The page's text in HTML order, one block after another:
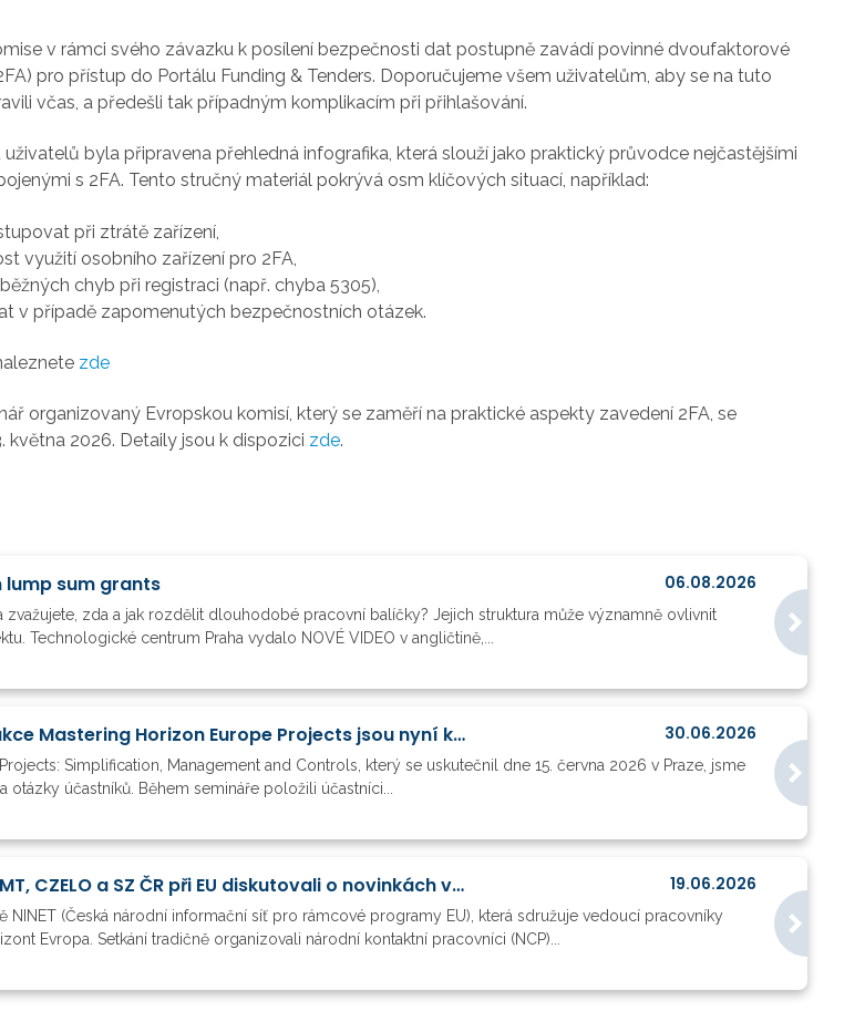
v rámci svého závazku k posílení bezpečnosti dat postupně zavádí povinné dvoufaktorové
pro přístup do Portálu Funding & Tenders. Doporučujeme všem uživatelům, aby se na tuto
včas, a předešli tak případným komplikacím při přihlašování.
byla připravena přehledná infografika, která slouží jako praktický průvodce nejčastějšími
s 2FA. Tento stručný materiál pokrývá osm klíčových situací, například:
při ztrátě zařízení,
využití osobního zařízení pro 2FA,
chyb při registraci (např. chyba 5305),
v případě zapomenutých bezpečnostních otázek.
zde
organizovaný Evropskou komisí, který se zaměří na praktické aspekty zavedení 2FA, se
května 2026. Detaily jsou k dispozici zde.
lump sum grants 06.08.2026
zda a jak rozdělit dlouhodobé pracovní balíčky? Jejich struktura může významně ovlivnit
Technologické centrum Praha vydalo NOVÉ VIDEO v angličtině,...
Odpovědi Evropské komise na otázky z akce Mastering Horizon Europe Projects jsou nyní k dispozici 30.06.2026
Simplification, Management and Controls, který se uskutečnil dne 15. června 2026 v Praze, jsme
účastníků. Během semináře položili účastníci...
Vedoucí projektových oddělení, NCP, MŠMT, CZELO a SZ ČR při EU diskutovali o novinkách v HE, FP10 a metodické podpoře projektů 19.06.2026
NINET (Česká národní informační síť pro rámcové programy EU), která sdružuje vedoucí pracovníky
Evropa. Setkání tradičně organizovali národní kontaktní pracovníci (NCP)...